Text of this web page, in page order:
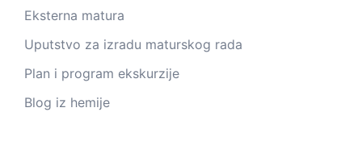
Eksterna matura
Uputstvo za izradu maturskog rada
Plan i program ekskurzije
Blog iz hemije